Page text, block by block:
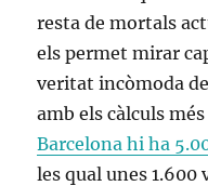
resta de mortals
els permet mirar
veritat incòmoda
amb els càlculs
Barcelona hi ha
les qual unes